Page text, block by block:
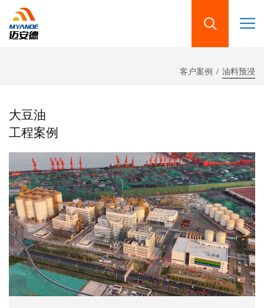
客户案例 油料预浸
大豆油
工程案例